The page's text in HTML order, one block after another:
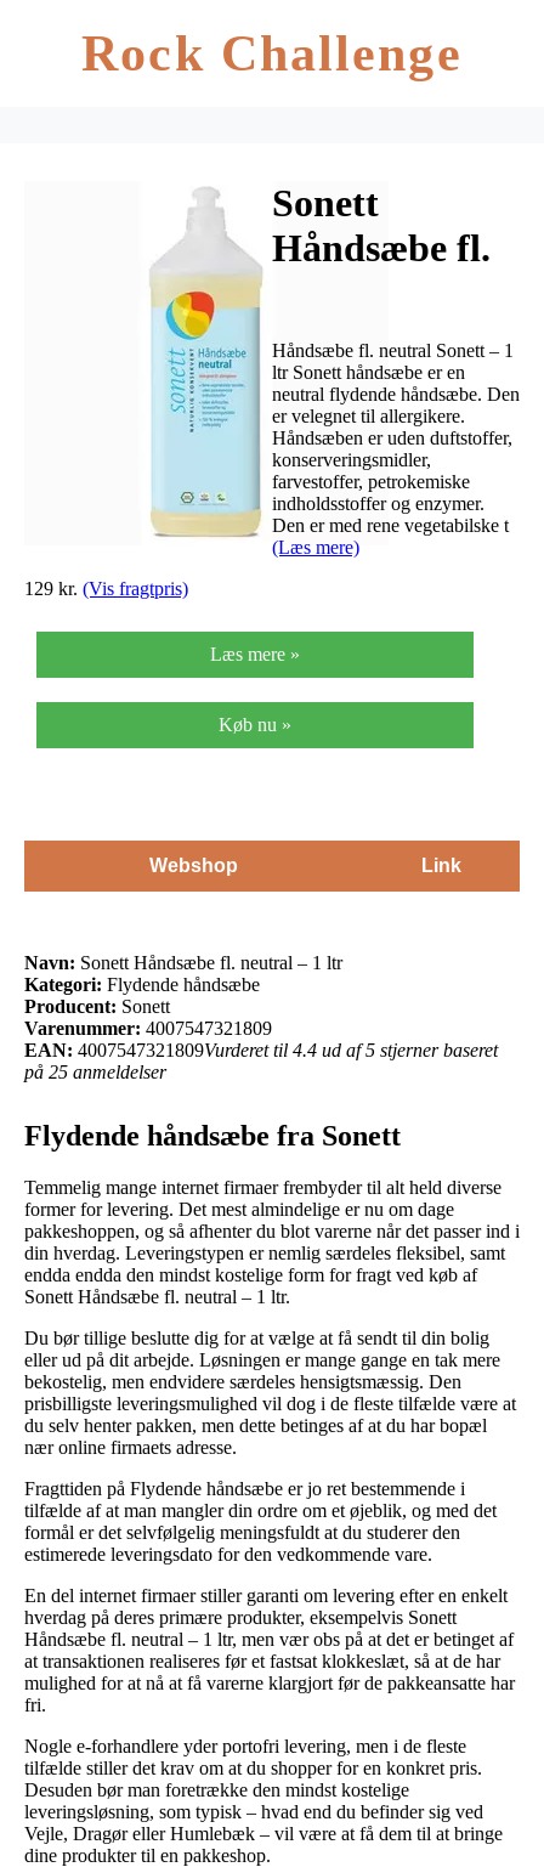
Rock Challenge
Sonett
Håndsæbe fl.
Håndsæbe fl. neutral Sonett – 1
ltr Sonett håndsæbe er en
neutral flydende håndsæbe. Den
er velegnet til allergikere.
Håndsæben er uden duftstoffer,
konserveringsmidler,
farvestoffer, petrokemiske
indholdsstoffer og enzymer.
Den er med rene vegetabilske t
(Læs mere)
129 kr. (Vis fragtpris)
Læs mere »
Køb nu »
Webshop Link
Navn: Sonett Håndsæbe fl. neutral – 1 ltr
Kategori: Flydende håndsæbe
Producent: Sonett
Varenummer: 4007547321809
EAN: 4007547321809Vurderet til 4.4 ud af 5 stjerner baseret
på 25 anmeldelser
Flydende håndsæbe fra Sonett
Temmelig mange internet firmaer frembyder til alt held diverse
former for levering. Det mest almindelige er nu om dage
pakkeshoppen, og så afhenter du blot varerne når det passer ind i
din hverdag. Leveringstypen er nemlig særdeles fleksibel, samt
endda endda den mindst kostelige form for fragt ved køb af
Sonett Håndsæbe fl. neutral – 1 ltr.
Du bør tillige beslutte dig for at vælge at få sendt til din bolig
eller ud på dit arbejde. Løsningen er mange gange en tak mere
bekostelig, men endvidere særdeles hensigtsmæssig. Den
prisbilligste leveringsmulighed vil dog i de fleste tilfælde være at
du selv henter pakken, men dette betinges af at du har bopæl
nær online firmaets adresse.
Fragttiden på Flydende håndsæbe er jo ret bestemmende i
tilfælde af at man mangler din ordre om et øjeblik, og med det
formål er det selvfølgelig meningsfuldt at du studerer den
estimerede leveringsdato for den vedkommende vare.
En del internet firmaer stiller garanti om levering efter en enkelt
hverdag på deres primære produkter, eksempelvis Sonett
Håndsæbe fl. neutral – 1 ltr, men vær obs på at det er betinget af
at transaktionen realiseres før et fastsat klokkeslæt, så at de har
mulighed for at nå at få varerne klargjort før de pakkeansatte har
fri.
Nogle e-forhandlere yder portofri levering, men i de fleste
tilfælde stiller det krav om at du shopper for en konkret pris.
Desuden bør man foretrække den mindst kostelige
leveringsløsning, som typisk – hvad end du befinder sig ved
Vejle, Dragør eller Humlebæk – vil være at få dem til at bringe
dine produkter til en pakkeshop.